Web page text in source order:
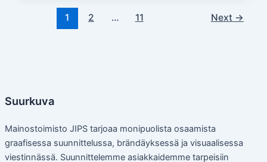
1 2 … 11 Next →
Suurkuva
Mainostoimisto JIPS tarjoaa monipuolista osaamista
graafisessa suunnittelussa, brändäyksessä ja visuaalisessa
viestinnässä. Suunnittelemme asiakkaidemme tarpeisiin